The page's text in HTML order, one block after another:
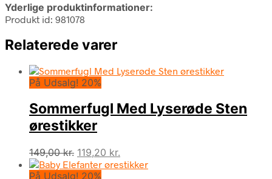
Yderlige produktinformationer:
Produkt id: 981078
Relaterede varer
På Udsalg! 20%
Sommerfugl Med Lyserøde Sten
ørestikker
149,00kr. Den
oprindelige
pris
119,20 kr.
aktuelle
På Udsalg! 20%